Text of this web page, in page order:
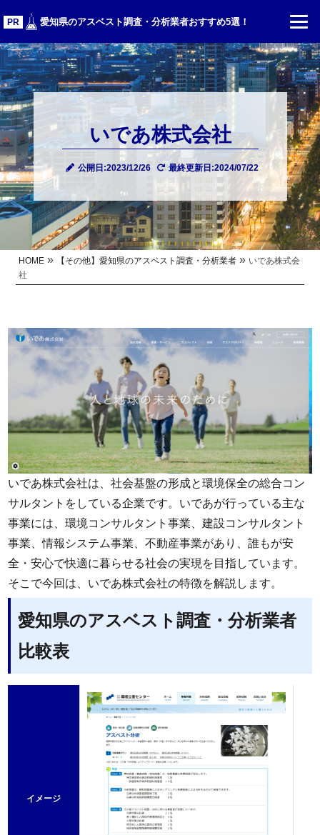
PR 愛知県のアスベスト調査・分析業者おすすめ5選！
いであ株式会社
公開日:2023/12/26 最終更新日:2024/07/22
HOME » 【その他】愛知県のアスベスト調査・分析業者 » いであ株式会
社
いであ株式会社は、社会基盤の形成と環境保全の総合コン
サルタントをしている企業です。いであが行っている主な
事業には、環境コンサルタント事業、建設コンサルタント
事業、情報システム事業、不動産事業があり、誰もが安
全・安心で快適に暮らせる社会の実現を目指しています。
そこで今回は、いであ株式会社の特徴を解説します。
愛知県のアスベスト調査・分析業者
比較表
イメージ